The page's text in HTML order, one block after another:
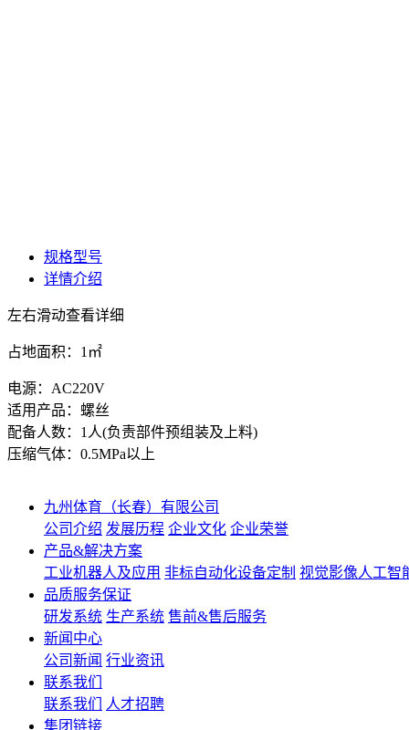
规格型号
详情介绍
左右滑动查看详细
占地面积：1㎡
电源：AC220V
适用产品：螺丝
配备人数：1人(负责部件预组装及上料)
压缩气体：0.5MPa以上
九州体育（长春）有限公司
公司介绍 发展历程 企业文化 企业荣誉
产品&解决方案
工业机器人及应用 非标自动化设备定制 视觉影像人工智
品质服务保证
研发系统 生产系统 售前&售后服务
新闻中心
公司新闻 行业资讯
联系我们
联系我们
人才招聘
集团链接